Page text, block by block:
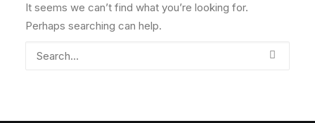
It seems we can’t find what you’re looking for.
Perhaps searching can help.